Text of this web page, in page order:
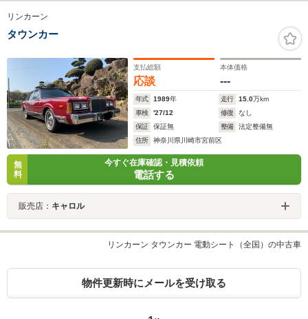
リンカーン
タウンカー
支払総額
応談
本体価格
---
年式 1989年 走行 15.0万km
車検
'27/12 修復
なし
保証
保証無 整備
法定整備無
住所
神奈川県川崎市宮前区
無
料
今すぐ在庫確認・見積依頼
電話する
販売店： キャロル
リンカーン タウンカー 電動シート（全国）の中古車
物件更新時にメールを受け取る